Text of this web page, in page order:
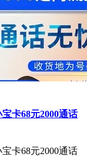
卡68元2000通话
卡68元2000通话